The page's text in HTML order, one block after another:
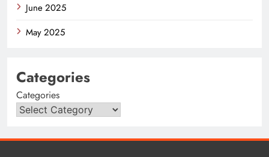
June 2025
May 2025
Categories
Categories